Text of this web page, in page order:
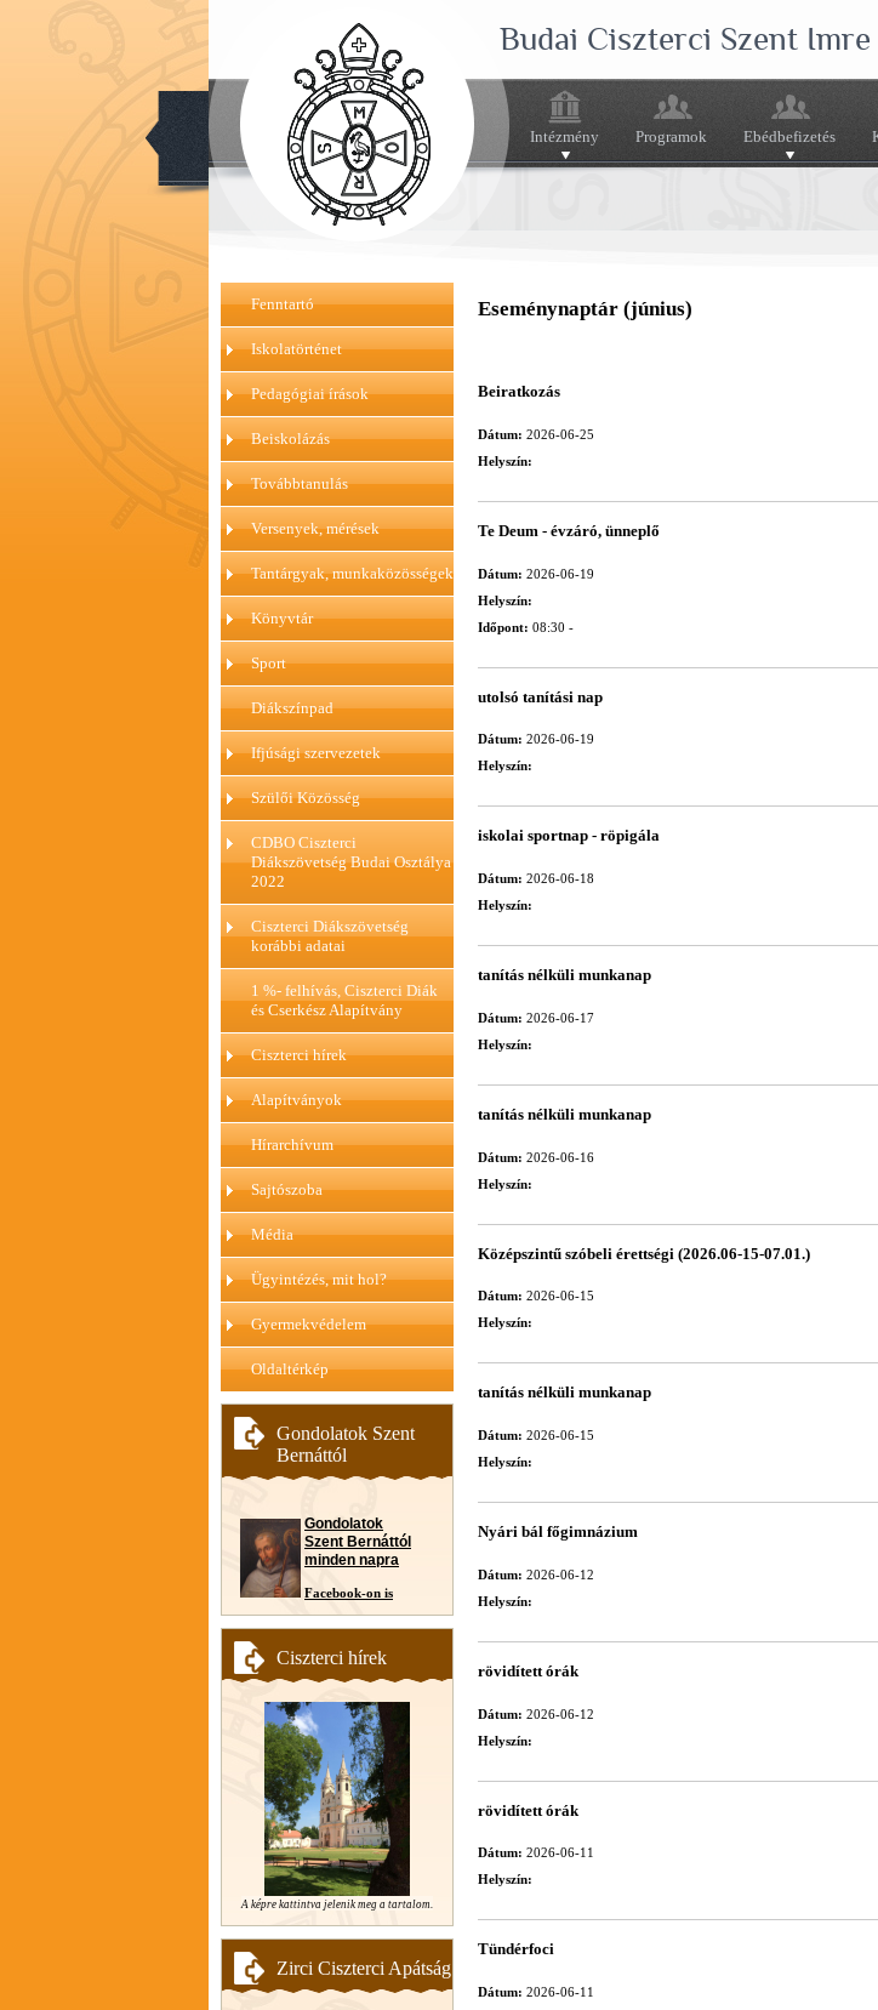
Budai Ciszterci Szent
Intézmény Programok Ebédbefizetés
Fenntartó
Iskolatörténet
Pedagógiai írások
Beiskolázás
Továbbtanulás
Versenyek, mérések
Tantárgyak, munkaközösségek
Könyvtár
Sport
Diákszínpad
Ifjúsági szervezetek
Szülői Közösség
CDBO Ciszterci
Diákszövetség Budai Osztálya
2022
Ciszterci Diákszövetség
korábbi adatai
1 %- felhívás, Ciszterci Diák
és Cserkész Alapítvány
Ciszterci hírek
Alapítványok
Hírarchívum
Sajtószoba
Média
Ügyintézés, mit hol?
Gyermekvédelem
Oldaltérkép
Gondolatok Szent
Bernáttól
Gondolatok
Szent Bernáttól
minden napra
Facebook-on is
Ciszterci hírek
A képre kattintva jelenik meg a tartalom.
Zirci Ciszterci Apátság
Eseménynaptár (június)
Beiratkozás
Dátum: 2026-06-25
Helyszín:
Te Deum - évzáró, ünneplő
Dátum: 2026-06-19
Helyszín:
Időpont: 08:30 -
utolsó tanítási nap
Dátum: 2026-06-19
Helyszín:
iskolai sportnap - röpigála
Dátum: 2026-06-18
Helyszín:
tanítás nélküli munkanap
Dátum: 2026-06-17
Helyszín:
tanítás nélküli munkanap
Dátum: 2026-06-16
Helyszín:
Középszintű szóbeli érettségi (2026.06-15-07.01.)
Dátum: 2026-06-15
Helyszín:
tanítás nélküli munkanap
Dátum: 2026-06-15
Helyszín:
Nyári bál főgimnázium
Dátum: 2026-06-12
Helyszín:
rövidített órák
Dátum: 2026-06-12
Helyszín:
rövidített órák
Dátum: 2026-06-11
Helyszín:
Tündérfoci
Dátum: 2026-06-11